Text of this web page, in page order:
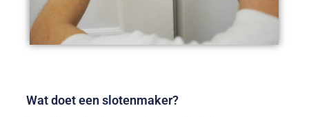
Wat doet een slotenmaker?